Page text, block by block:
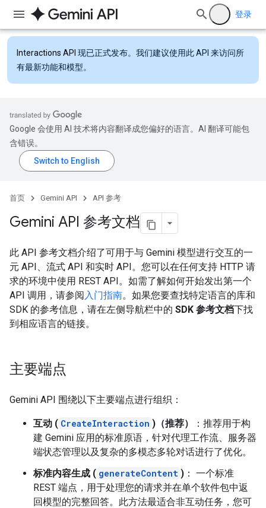
登录
Interactions API 现已正式发布。我们建议使用此 API 来访问所
有最新功能和模型。
Google 会使用 AI 技术将内容翻译成您偏好的语言。AI 翻译可能包
含错误。
首页 Gemini API API 参考
Gemini API 参考文档
此 API 参考文档介绍了可用于与 Gemini 模型进行交互的一
元 API、流式 API 和实时 API。您可以在任何支持 HTTP 请
求的环境中使用 REST API。如需了解如何开始发出第一个
API 调用，请参阅入门指南。如果您要查找特定语言的库和
SDK 的参考信息，请在左侧导航栏中的 SDK 参考文档下找
到相应语言的链接。
主要端点
Gemini API 围绕以下主要端点进行组织：
互动 ( CreateInteraction )（推荐）
：推荐用于构
建 Gemini 应用的标准原语，针对代理工作流、服务器
端状态管理以及复杂的多模态多轮对话进行了优化。
标准内容生成 ( generateContent ) ： 一个标准
REST 端点，用于处理您的请求并在单个软件包中返
回模型的完整回答。此方法最适合非互动任务，您可